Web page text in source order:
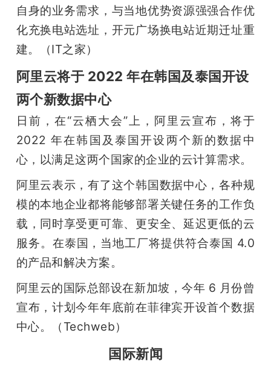
自身的业务需求，与当地优势资源强强合作优
化充换电站选址，开元广场换电站近期迁址重
建。（IT之家）
阿里云将于 2022 年在韩国及泰国开设
两个新数据中心
日前，在“云栖大会”上，阿里云宣布，将于
2022 年在韩国及泰国开设两个新的数据中
心，以满足这两个国家的企业的云计算需求。
阿里云表示，有了这个韩国数据中心，各种规
模的本地企业都将能够部署关键任务的工作负
载，同时享受更可靠、更安全、延迟更低的云
服务。在泰国，当地工厂将提供符合泰国 4.0
的产品和解决方案。
阿里云的国际总部设在新加坡，今年 6 月份曾
宣布，计划今年年底前在菲律宾开设首个数据
中心。（Techweb）
国际新闻